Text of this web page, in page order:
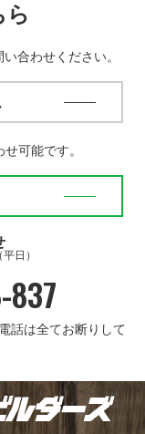
ら
合わせください。
可能です。
日）
837
話は全てお断りして